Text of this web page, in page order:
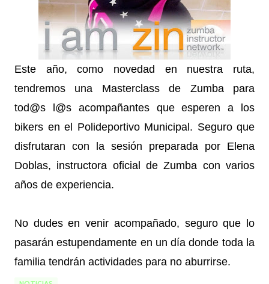
Este año, como novedad en nuestra ruta,
tendremos una Masterclass de Zumba para
tod@s l@s acompañantes que esperen a los
bikers en el Polideportivo Municipal. Seguro que
disfrutaran con la sesión preparada por Elena
Doblas, instructora oficial de Zumba con varios
años de experiencia.
No dudes en venir acompañado, seguro que lo
pasarán estupendamente en un día donde toda la
familia tendrán actividades para no aburrirse.